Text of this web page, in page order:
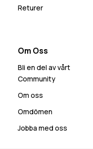
Returer
Om Oss
Bli en del av vårt
Community
Om oss
Omdömen
Jobba med oss